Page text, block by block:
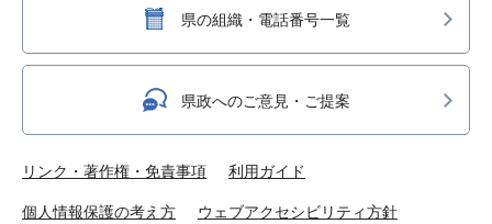
県の組織・電話番号一覧
県政へのご意見・ご提案
リンク・著作権・免責事項 利用ガイド
個人情報保護の考え方 ウェブアクセシビリティ方針